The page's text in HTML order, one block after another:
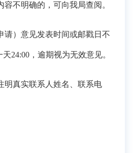
容不明确的，可向我局查阅。
请）意见发表时间或邮戳日不
24:00，逾期视为无效意见。
明真实联系人姓名、联系电